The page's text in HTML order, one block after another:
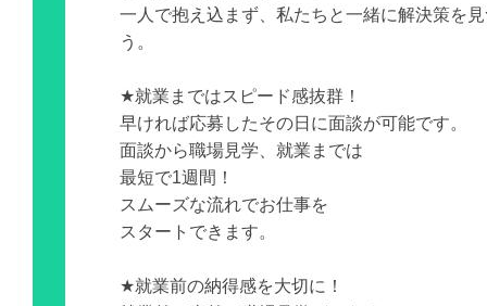
一人で抱え込まず、私たちと一緒に解決策を
う。
★就業まではスピード感抜群！
早ければ応募したその日に面談が可能です。
面談から職場見学、就業までは
最短で1週間！
スムーズな流れでお仕事を
スタートできます。
★就業前の納得感を大切に！